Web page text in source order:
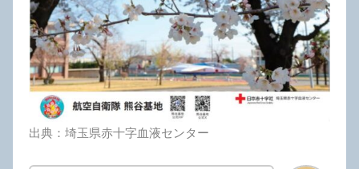
出典：埼玉県赤十字血液センター